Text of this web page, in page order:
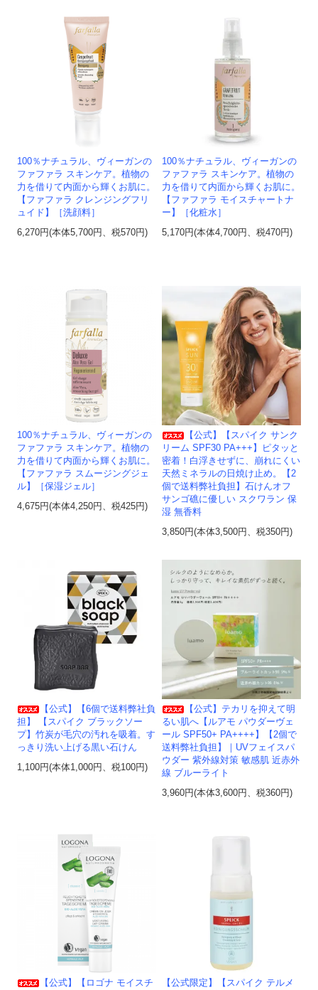
100％ナチュラル、ヴィーガンの
ファファラ スキンケア。植物の
力を借りて内面から輝くお肌に。
【ファファラ クレンジングフリ
ュイド】［洗顔料］
6,270円(本体5,700円、税570円)
100％ナチュラル、ヴィーガンの
ファファラ スキンケア。植物の
力を借りて内面から輝くお肌に。
【ファファラ モイスチャートナ
ー】［化粧水］
5,170円(本体4,700円、税470円)
100％ナチュラル、ヴィーガンの
ファファラ スキンケア。植物の
力を借りて内面から輝くお肌に。
【ファファラ スムージングジェ
ル】［保湿ジェル］
4,675円(本体4,250円、税425円)
【公式】【スパイク サンク
リーム SPF30 PA+++】ピタッと
密着！白浮きせずに、崩れにくい
天然ミネラルの日焼け止め。【2
個で送料弊社負担】石けんオフ
サンゴ礁に優しい スクワラン 保
湿 無香料
3,850円(本体3,500円、税350円)
【公式】【6個で送料弊社負
担】 【スパイク ブラックソー
プ】竹炭が毛穴の汚れを吸着。す
っきり洗い上げる黒い石けん
1,100円(本体1,000円、税100円)
【公式】テカリを抑えて明
るい肌へ【ルアモ パウダーヴェ
ール SPF50+ PA++++】【2個で
送料弊社負担】｜UVフェイスパ
ウダー 紫外線対策 敏感肌 近赤外
線 ブルーライト
3,960円(本体3,600円、税360円)
【公式】【ロゴナ モイスチ
【公式限定】【スパイク テルメ